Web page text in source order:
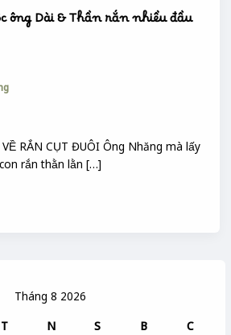
Tháng 8 2026
T N S B
C
ông Dài & Thần rắn nhiều đầu
RẮN CỤT ĐUÔI Ông Nhăng mà lấy
rắn thằn lằn […]